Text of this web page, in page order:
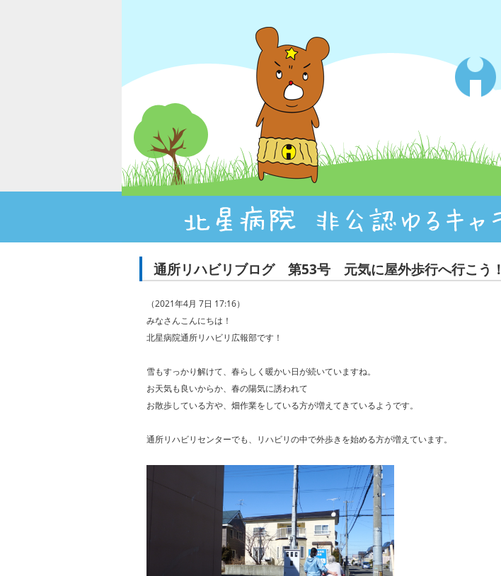
通所リハビリブログ 第53号 元気に屋外歩行へ行こう！
（2021年4月 7日 17:16）
みなさんこんにちは！
北星病院通所リハビリ広報部です！
雪もすっかり解けて、春らしく暖かい日が続いていますね。
お天気も良いからか、春の陽気に誘われて
お散歩している方や、畑作業をしている方が増えてきているようです。
通所リハビリセンターでも、リハビリの中で外歩きを始める方が増えています。